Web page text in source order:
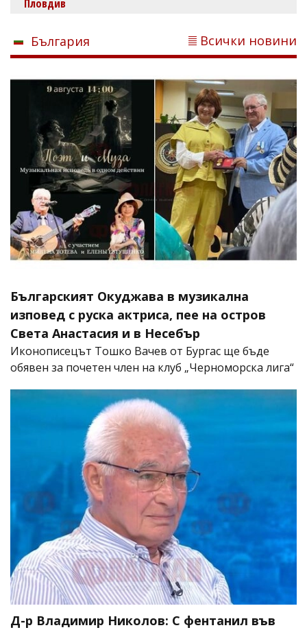
Пловдив
България Всички новини
Българският Окуджава в музикална
изповед с руска актриса, пее на остров
Света Анастасия и в Несебър
Иконописецът Тошко Вачев от Бургас ще бъде
обявен за почетен член на клуб „Черноморска лига“
Д-р Владимир Николов: С фентанил във